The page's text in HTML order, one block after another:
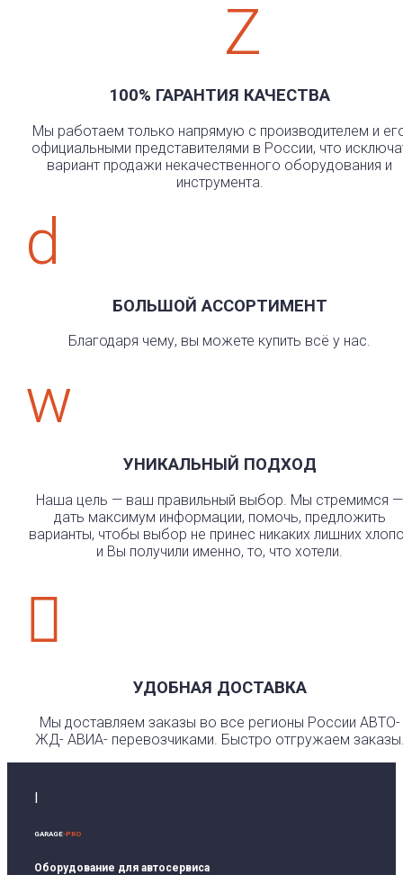
Z
100% ГАРАНТИЯ КАЧЕСТВА
Мы работаем только напрямую с производителем и
официальными представителями в России, что
вариант продажи некачественного оборудования и
инструмента.
d
БОЛЬШОЙ АССОРТИМЕНТ
Благодаря чему, вы можете купить всё у нас.
w
УНИКАЛЬНЫЙ ПОДХОД
Наша цель — ваш правильный выбор. Мы стремимся —
дать максимум информации, помочь, предложить
варианты, чтобы выбор не принес никаких лишних
и Вы получили именно, то, что хотели.

УДОБНАЯ ДОСТАВКА
Мы доставляем заказы во все регионы России АВТО-
ЖД- АВИА- перевозчиками. Быстро отгружаем
GARAGE-PRO
Оборудование для автосервиса